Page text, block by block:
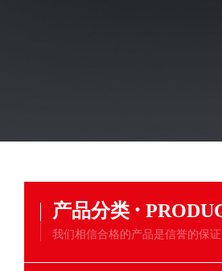
产品分类 ·
我们相信合格的产品是信誉的保